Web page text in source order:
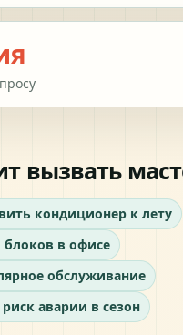
вызвать
кондиционер к лету
блоков в офисе
обслуживание
аварии в сезон